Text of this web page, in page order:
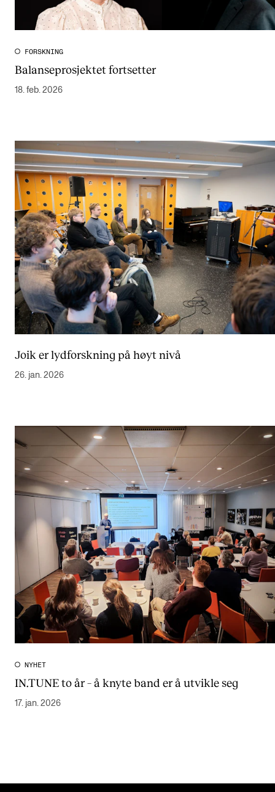
FORSKNING
Balanseprosjektet fortsetter
18. feb. 2026
Joik er lydforskning på høyt nivå
26. jan. 2026
NYHET
IN.TUNE to år – å knyte band er å utvikle seg
17. jan. 2026